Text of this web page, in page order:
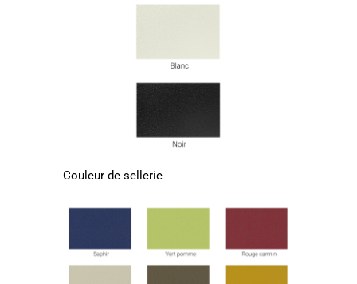
Couleur de sellerie